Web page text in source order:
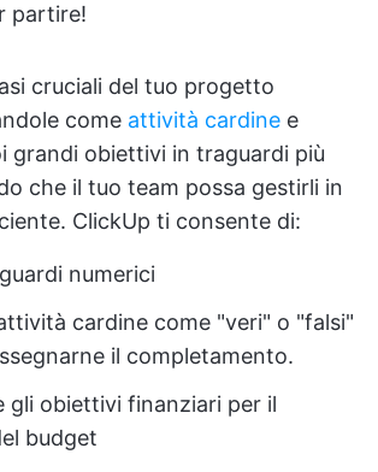
partire!
cruciali del tuo progetto
come attività cardine e
grandi obiettivi in traguardi più
che il tuo team possa gestirli in
ClickUp ti consente di:
numerici
cardine come "veri" o "falsi"
il completamento.
gli obiettivi finanziari per il
budget